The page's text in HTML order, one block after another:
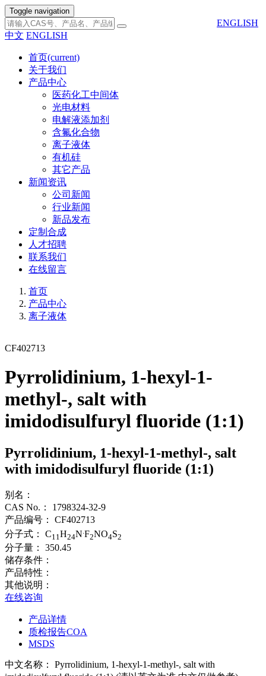
Toggle navigation
ENGLISH
中文 ENGLISH
首页(current)
关于我们
产品中心
医药化工中间体
光电材料
电解液添加剂
含氟化合物
离子液体
有机硅
其它产品
新闻资讯
公司新闻
行业新闻
新品发布
定制合成
人才招聘
联系我们
在线留言
首页
产品中心
离子液体
CF402713
Pyrrolidinium, 1-hexyl-1-
methyl-, salt with
imidodisulfuryl fluoride (1:1)
Pyrrolidinium, 1-hexyl-1-methyl-, salt
with imidodisulfuryl fluoride (1:1)
别名：
CAS No.：
1798324-32-9
产品编号：
CF402713
分子式：
C11H24N F2NO4S2
分子量：
350.45
储存条件：
产品特性：
其他说明：
在线咨询
产品详情
质检报告COA
MSDS
中文名称： Pyrrolidinium, 1-hexyl-1-methyl-, salt with